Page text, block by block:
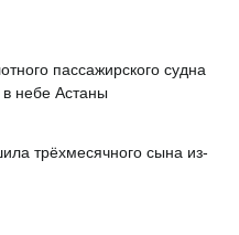
пассажирского судна
небе Астаны
трёхмесячного сына из-